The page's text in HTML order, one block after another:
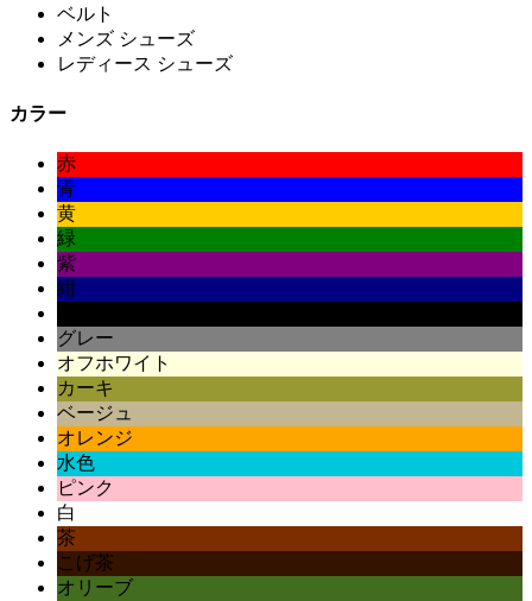
ベルト
メンズ シューズ
レディース シューズ
カラー
赤
青
黄
緑
紫
紺
グレー
オフホワイト
カーキ
ベージュ
オレンジ
水色
ピンク
白
茶
こげ茶
オリーブ